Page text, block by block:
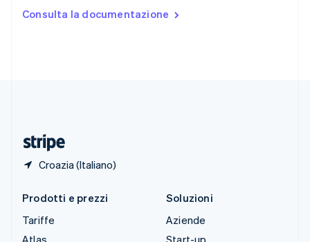
Consulta la documentazione
Croazia (Italiano)
English Español简体中文
Prodotti e prezzi
Tariffe
Atlas
Soluzioni
Aziende
Start-up